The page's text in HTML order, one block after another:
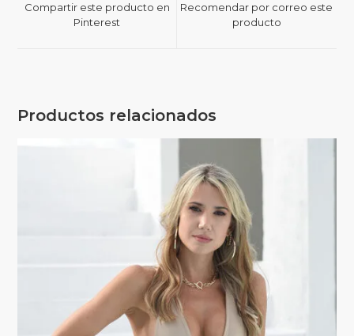
Compartir este producto en
Pinterest
Recomendar por correo este
producto
Productos relacionados